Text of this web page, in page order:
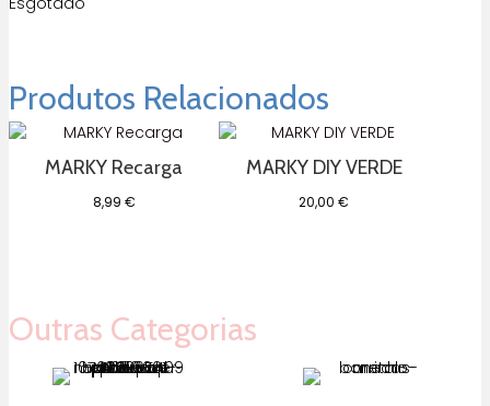
Produtos Relacionados
MARKY Recarga
8,99 €
MARKY DIY VERDE
20,00€
Outras Categorias